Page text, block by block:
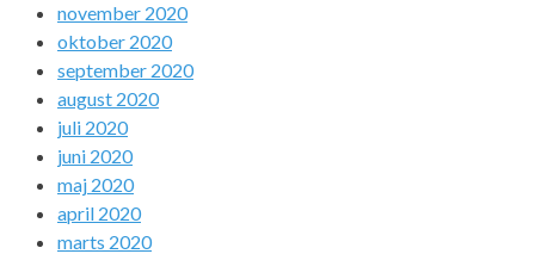
november 2020
oktober 2020
september 2020
august 2020
juli 2020
juni 2020
maj 2020
april 2020
marts 2020